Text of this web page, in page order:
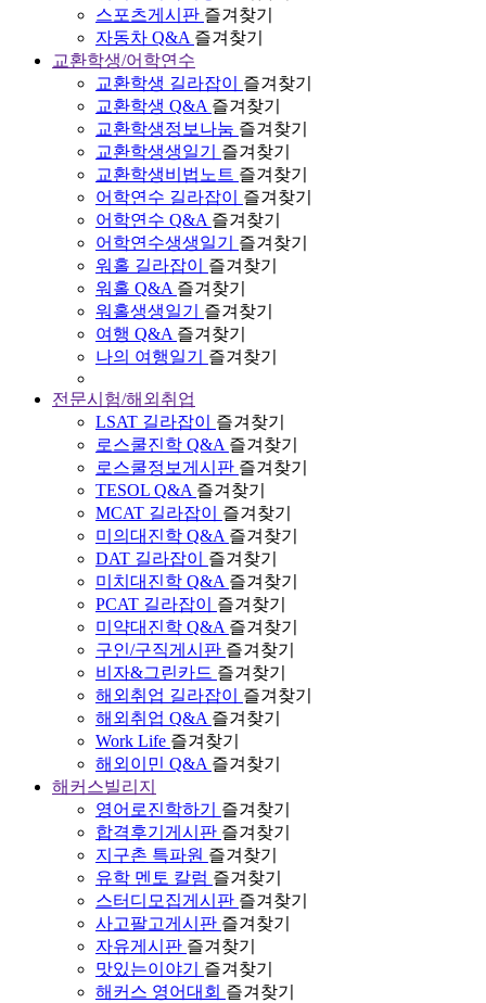
스포츠게시판 즐겨찾기
자동차 Q&A 즐겨찾기
교환학생/어학연수
교환학생 길라잡이
즐겨찾기
교환학생 Q&A 즐겨찾기
교환학생정보나눔 즐겨찾기
교환학생생일기
즐겨찾기
교환학생비법노트 즐겨찾기
어학연수 길라잡이
즐겨찾기
어학연수 Q&A 즐겨찾기
어학연수생생일기
즐겨찾기
워홀 길라잡이
즐겨찾기
워홀 Q&A 즐겨찾기
워홀생생일기
즐겨찾기
여행 Q&A 즐겨찾기
나의 여행일기
즐겨찾기
전문시험/해외취업
LSAT 길라잡이
즐겨찾기
로스쿨진학 Q&A 즐겨찾기
로스쿨정보게시판 즐겨찾기
TESOL Q&A 즐겨찾기
MCAT 길라잡이
즐겨찾기
미의대진학 Q&A 즐겨찾기
DAT 길라잡이
즐겨찾기
미치대진학 Q&A 즐겨찾기
PCAT 길라잡이
즐겨찾기
미약대진학 Q&A 즐겨찾기
구인/구직게시판 즐겨찾기
비자&그린카드 즐겨찾기
해외취업 길라잡이
즐겨찾기
해외취업 Q&A 즐겨찾기
Work Life 즐겨찾기
해외이민 Q&A 즐겨찾기
해커스빌리지
영어로진학하기
즐겨찾기
합격후기게시판 즐겨찾기
지구촌 특파원 즐겨찾기
유학 멘토 칼럼 즐겨찾기
스터디모집게시판 즐겨찾기
사고팔고게시판 즐겨찾기
자유게시판 즐겨찾기
맛있는이야기
즐겨찾기
해커스 영어대회 즐겨찾기